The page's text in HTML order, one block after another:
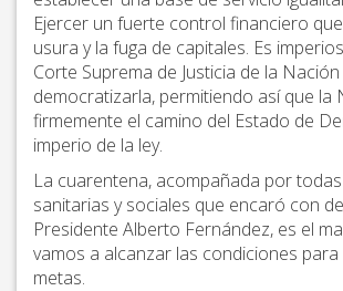
Ejercer un fuerte control financiero
usura y la fuga de capitales. Es
Corte Suprema de Justicia de la
democratizarla, permitiendo así que la
firmemente el camino del Estado de
imperio de la ley.
La cuarentena, acompañada por
sanitarias y sociales que encaró con
Presidente Alberto Fernández, es el
vamos a alcanzar las condiciones
metas.